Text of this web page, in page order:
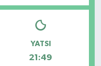
YATSI
21:49